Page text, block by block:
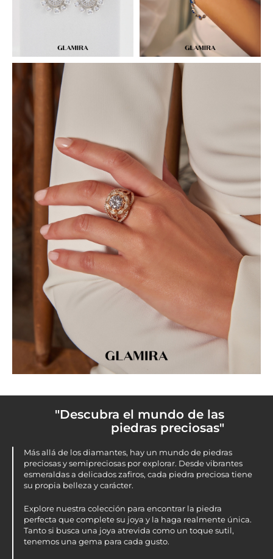
"Descubra el mundo de las
piedras preciosas"
Más allá de los diamantes, hay un mundo de piedras
preciosas y semipreciosas por explorar. Desde vibrantes
esmeraldas a delicados zafiros, cada piedra preciosa tiene
su propia belleza y carácter.
Explore nuestra colección para encontrar la piedra
perfecta que complete su joya y la haga realmente única.
Tanto si busca una joya atrevida como un toque sutil,
tenemos una gema para cada gusto.